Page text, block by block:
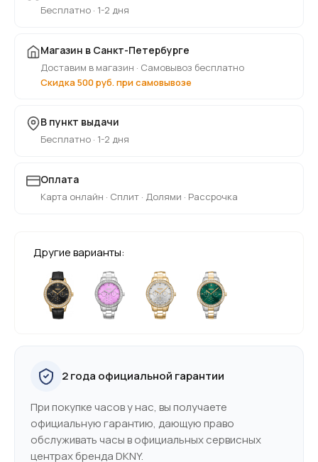
Бесплатно · 1-2 дня
Магазин в Санкт-Петербурге
Доставим в магазин · Самовывоз бесплатно
Скидка 500 руб. при самовывозе
В пункт выдачи
Бесплатно · 1-2 дня
Оплата
Карта онлайн · Сплит · Долями · Рассрочка
Другие варианты:
2 года официальной гарантии
При покупке часов у нас, вы получаете
официальную гарантию, дающую право
обслуживать часы в официальных сервисных
центрах бренда DKNY.